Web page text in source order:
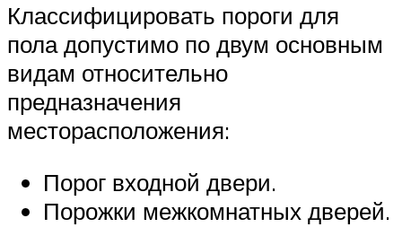
Классифицировать пороги для
пола допустимо по двум основным
видам относительно
предназначения
месторасположения:
Порог входной двери.
Порожки межкомнатных дверей.